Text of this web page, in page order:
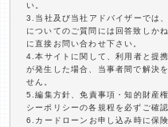
い。
3.当社及び当社アドバイザーでは
についてのご質問には回答致しか
に直接お問い合わせ下さい。
4.本サイトに関して、利用者と提
が発生した場合、当事者間で解決
せん。
5.編集方針、免責事項・知的財産
シーポリシーの各規程を必ずご確
6.カードローンお申し込み時に保